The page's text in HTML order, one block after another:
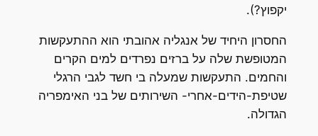
יקפוץ?).
החסרון היחיד של אנגליה אהובתי הוא ההתעקשות
המטופשת שלה על ברזים נפרדים למים הקרים
והחמים. התעקשות שמעלה בי חשד לגבי הרגלי
שטיפת-הידים-אחרי- השירותים של בני האימפריה
הגדולה.